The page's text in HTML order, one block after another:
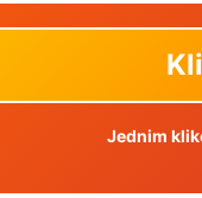
Jednim